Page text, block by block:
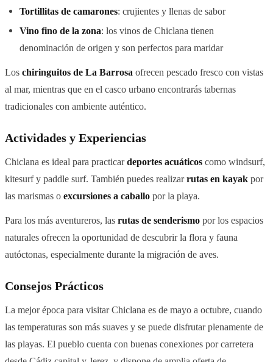
Tortillitas de camarones: crujientes y llenas de sabor
Vino fino de la zona: los vinos de Chiclana tienen
denominación de origen y son perfectos para maridar
Los chiringuitos de La Barrosa ofrecen pescado fresco con vistas
al mar, mientras que en el casco urbano encontrarás tabernas
tradicionales con ambiente auténtico.
Actividades y Experiencias
Chiclana es ideal para practicardeportes acuáticos como windsurf,
kitesurf y paddle surf. También puedes realizarrutas en kayak por
las marismas o excursiones a caballo por la playa.
Para los más aventureros, las rutas de senderismo por los espacios
naturales ofrecen la oportunidad de descubrir la flora y fauna
autóctonas, especialmente durante la migración de aves.
Consejos Prácticos
La mejor época para visitar Chiclana es de mayo a octubre, cuando
las temperaturas son más suaves y se puede disfrutar plenamente de
las playas. El pueblo cuenta con buenas conexiones por carretera